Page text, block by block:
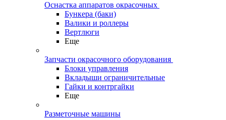
Оснастка аппаратов окрасочных
Бункера (баки)
Валики и роллеры
Вертлюги
Еще
Запчасти окрасочного оборудования
Блоки управления
Вкладыши ограничительные
Гайки и контргайки
Еще
Разметочные машины